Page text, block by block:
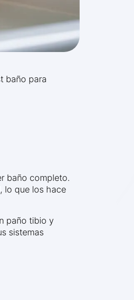
baño para
baño completo.
lo que los hace
paño tibio y
sistemas